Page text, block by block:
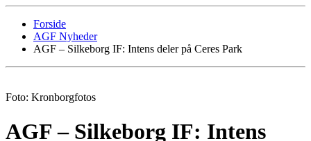
Forside
AGF Nyheder
AGF – Silkeborg IF: Intens deler på Ceres Park
Foto: Kronborgfotos
AGF – Silkeborg IF: Intens